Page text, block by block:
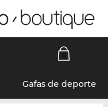
Gafas de deporte